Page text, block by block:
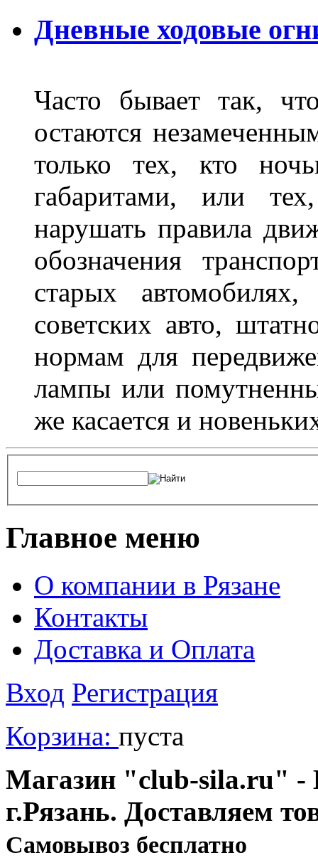
Дневные ходовые
Часто бывает так,
остаются
только тех, кто
габаритами, или
нарушать правила
обозначения
старых
советских авто,
нормам для
лампы или
же касается и
Главное меню
О компании в Рязане
Контакты
Доставка и Оплата
Вход Регистрация
Корзина: пуста
Магазин "club-sila.ru" -
г.Рязань. Доставляем
Cамовывоз бесплатно